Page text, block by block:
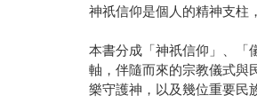
神祇信仰是個人的精神支柱
本書分成「神祇信仰」、「
軸，伴隨而來的宗教儀式與
樂守護神，以及幾位重要民